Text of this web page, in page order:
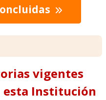
vigentes
esta Institución